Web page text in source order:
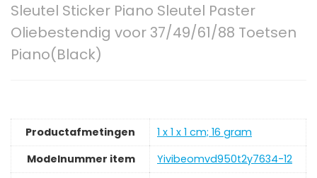
Sleutel Sticker Piano Sleutel Paster
Oliebestendig voor 37/49/61/88 Toetsen
Piano(Black)
Productafmetingen
‎1 x 1 x 1 cm; 16 gram
Modelnummer item
‎Yivibeomvd950t2y7634-12